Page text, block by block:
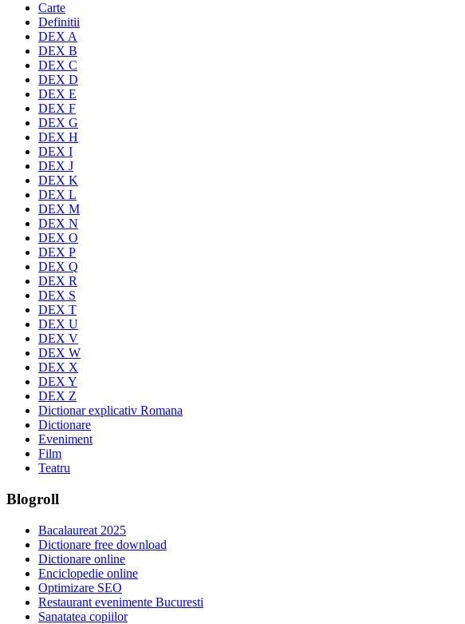
Carte
Definitii
DEX A
DEX B
DEX C
DEX D
DEX E
DEX F
DEX G
DEX H
DEX I
DEX J
DEX K
DEX L
DEX M
DEX N
DEX O
DEX P
DEX Q
DEX R
DEX S
DEX T
DEX U
DEX V
DEX W
DEX X
DEX Y
DEX Z
Dictionar explicativ Romana
Dictionare
Eveniment
Film
Teatru
Blogroll
Bacalaureat 2025
Dictionare free download
Dictionare online
Enciclopedie online
Optimizare SEO
Restaurant evenimente Bucuresti
Sanatatea copiilor